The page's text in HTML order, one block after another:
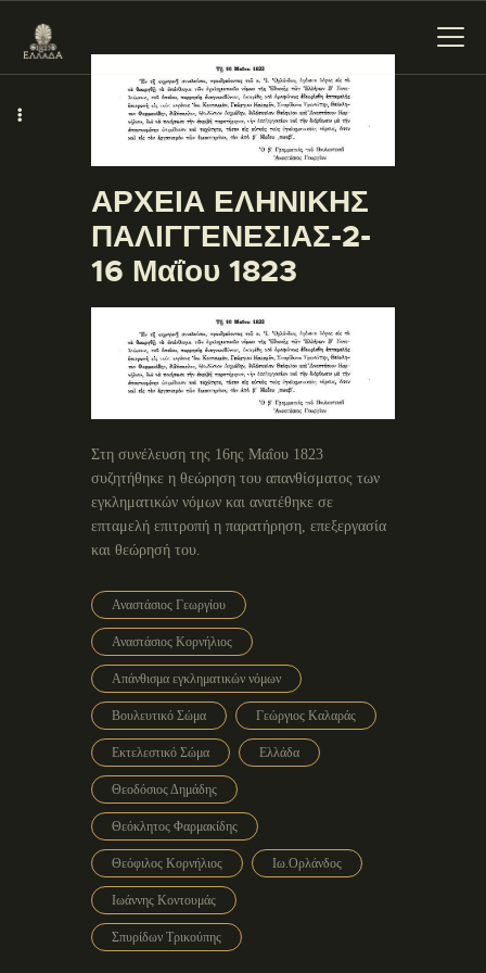
ΕΝΌΤΗΤΕΣ
ΞΥΛΌΚΑΣΤΡΟ –
ΕΥΡΩΣΤΊΝΗ
ΑΡΧΕΙΑ ΕΛΗΝΙΚΗΣ
ΠΑΛΙΓΓΕΝΕΣΙΑΣ-2-
16 Μαΐου 1823
Στη συνέλευση της 16ης Μαΐου 1823
συζητήθηκε η θεώρηση του απανθίσματος των
εγκληματικών νόμων και ανατέθηκε σε
επταμελή επιτροπή η παρατήρηση, επεξεργασία
και θεώρησή του.
Αναστάσιος Γεωργίου
Αναστάσιος Κορνήλιος
Απάνθισμα εγκληματικών νόμων
Βουλευτικό Σώμα Γεώργιος Καλαράς
Εκτελεστικό Σώμα Ελλάδα
Θεοδόσιος Δημάδης
Θεόκλητος Φαρμακίδης
Θεόφιλος Κορνήλιος Ιω.Ορλάνδος
Ιωάννης Κοντουμάς
Σπυρίδων Τρικούπης